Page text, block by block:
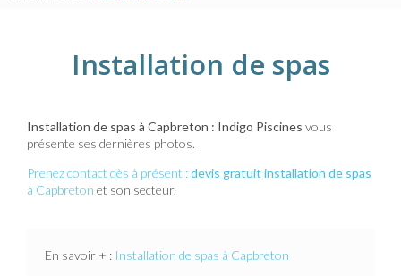
Installation de spas
Installation de spas à Capbreton : Indigo Piscines vous
présente ses dernières photos.
Prenez contact dès à présent :devis gratuit installation de spas
à Capbreton et son secteur.
En savoir + : Installation de spas à Capbreton